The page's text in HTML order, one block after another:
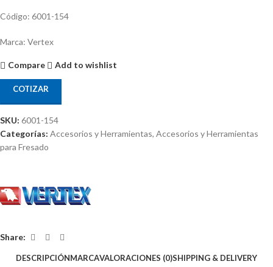
Código: 6001-154
Marca: Vertex
Compare Add to wishlist
COTIZAR
SKU: 6001-154
Categorías: Accesorios y Herramientas, Accesorios y Herramientas
para Fresado
Share:
DESCRIPCIÓNMARCAVALORACIONES (0)SHIPPING & DELIVERY